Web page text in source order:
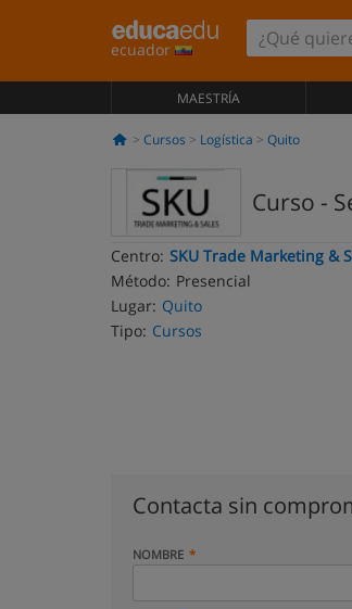
ecuador
MAESTRÍA
Cursos Logística Quito
Curso -
Centro: SKU Trade Marketing &
Método: Presencial
Lugar: Quito
Tipo: Cursos
Contacta sin
NOMBRE